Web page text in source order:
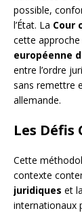
possible,
l’État. La Cour
cette
européenne
entre l’ordre
sans remettre
allemande.
Les
Cette
contexte
juridiques et
internationaux